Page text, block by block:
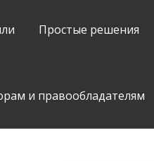
Простые решения
и правообладателям